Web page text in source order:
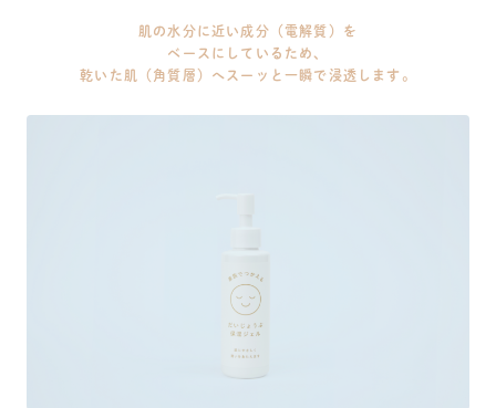
肌の水分に近い成分（電解質）を
ベースにしているため、
乾いた肌（角質層）へスーッと一瞬で浸透します。